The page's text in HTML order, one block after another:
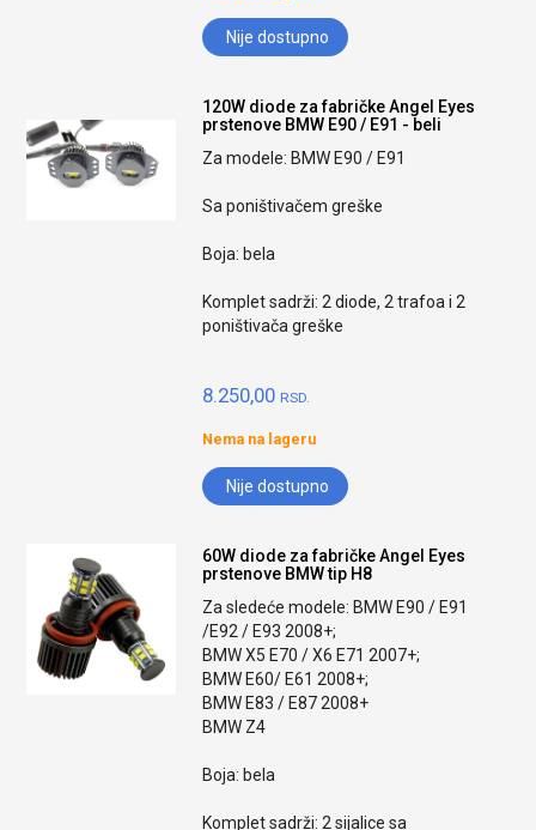
Nije dostupno
120W diode za fabričke Angel Eyes
prstenove BMW E90 / E91 - beli
Za modele: BMW E90 / E91
Sa poništivačem greške
Boja: bela
Komplet sadrži: 2 diode, 2 trafoa i 2
poništivača greške
8.250,00 RSD.
Nema na lageru
Nije dostupno
60W diode za fabričke Angel Eyes
prstenove BMW tip H8
Za sledeće modele: BMW E90 / E91
/E92 / E93 2008+;
BMW X5 E70 / X6 E71 2007+;
BMW E60/ E61 2008+;
BMW E83 / E87 2008+
BMW Z4
Boja: bela
Komplet sadrži: 2 sijalice sa